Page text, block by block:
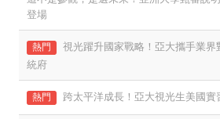
登場
熱門
視光躍升國家戰略！亞大攜手業界
統府
熱門 跨太平洋成長！亞大視光生美國實